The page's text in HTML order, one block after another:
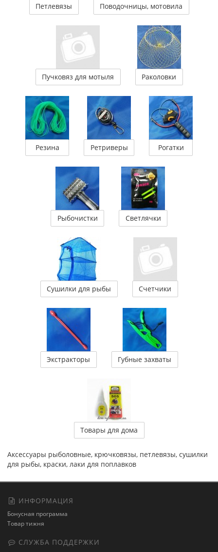
Петлевязы Поводочницы, мотовила
Пучковяз для мотыля Раколовки
Резина Ретриверы Рогатки
Рыбочистки Светлячки
Сушилки для рыбы Счетчики
Экстракторы Губные захваты
Товары для дома
Аксессуары рыболовные, крючковязы, петлевязы, сушилки
для рыбы, краски, лаки для поплавков
ИНФОРМАЦИЯ
Бонусная программа
Товар тижня
СЛУЖБА ПОДДЕРЖКИ